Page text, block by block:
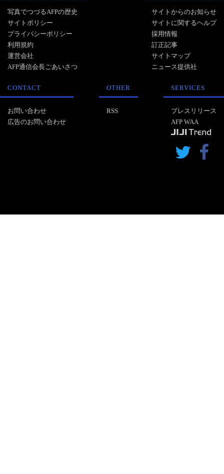
写真でつづるAFPの歴史
サイトポリシー
プライバシーポリシー
利用規約
運営会社
AFP通信会長ごあいさつ
サイトからのお知らせ
サイトに関するヘルプ
採用情報
訂正記事
サイトマップ
ニュース提供社
CONTACT
お問い合わせ
広告のお問い合わせ
OTHER
RSS
SERVICES
プレスリリース
AFP WAA